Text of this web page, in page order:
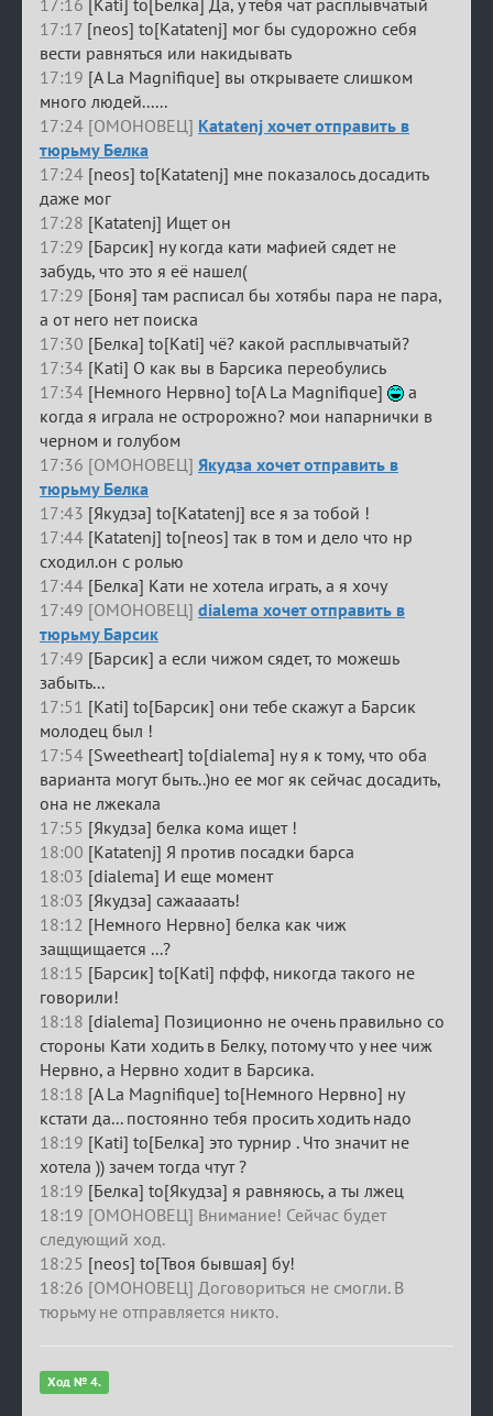
17:17 [neos] to[Katatenj] мог бы судорожно себя
вести равняться или накидывать
17:19 [A La Magnifique] вы открываете слишком
много людей......
17:24 [ОМОНОВЕЦ] Katatenj хочет отправить в
тюрьму Белка
17:24 [neos] to[Katatenj] мне показалось досадить
даже мог
17:28 [Katatenj] Ищет он
17:29 [Барсик] ну когда кати мафией сядет не
забудь, что это я её нашел(
17:29 [Боня] там расписал бы хотябы пара не пара,
а от него нет поиска
17:30 [Белка] to[Kati] чё? какой расплывчатый?
17:34 [Kati] О как вы в Барсика переобулись
17:34 [Немного Нервно] to[A La Magnifique]
а
когда я играла не остророжно? мои напарнички в
черном и голубом
17:36 [ОМОНОВЕЦ] Якудза хочет отправить в
тюрьму Белка
17:43 [Якудза] to[Katatenj] все я за тобой !
17:44 [Katatenj] to[neos] так в том и дело что нр
сходил.он с ролью
17:44 [Белка] Кати не хотела играть, а я хочу
17:49 [ОМОНОВЕЦ] dialema хочет отправить в
тюрьму Барсик
17:49 [Барсик] а если чижом сядет, то можешь
забыть...
17:51 [Kati] to[Барсик] они тебе скажут а Барсик
молодец был !
17:54 [Sweetheart] to[dialema] ну я к тому, что оба
варианта могут быть..)но ее мог як сейчас досадить,
она не лжекала
17:55 [Якудза] белка кома ищет !
18:00 [Katatenj] Я против посадки барса
18:03 [dialema] И еще момент
18:03 [Якудза] сажаааать!
18:12 [Немного Нервно] белка как чиж
защщищается ...?
18:15 [Барсик] to[Kati] пффф, никогда такого не
говорили!
18:18 [dialema] Позиционно не очень правильно со
стороны Кати ходить в Белку, потому что у нее чиж
Нервно, а Нервно ходит в Барсика.
18:18 [A La Magnifique] to[Немного Нервно] ну
кстати да... постоянно тебя просить ходить надо
18:19 [Kati] to[Белка] это турнир . Что значит не
хотела )) зачем тогда чтут ?
18:19 [Белка] to[Якудза] я равняюсь, а ты лжец
18:19 [ОМОНОВЕЦ] Внимание! Сейчас будет
следующий ход.
18:25 [neos] to[Твоя бывшая] бу!
18:26 [ОМОНОВЕЦ] Договориться не смогли. В
тюрьму не отправляется никто.
Ход № 4.